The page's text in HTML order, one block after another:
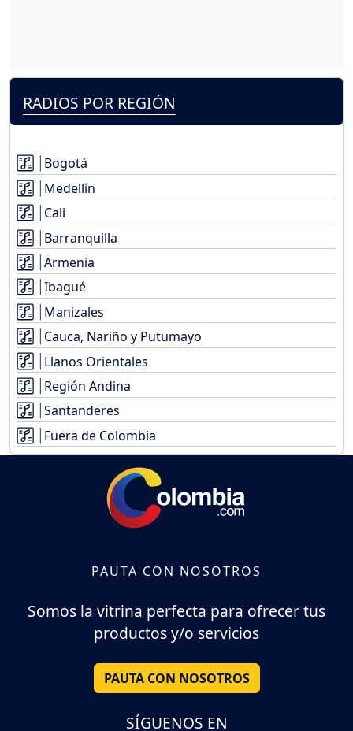
RADIOS POR REGIÓN
Bogotá
Medellín
Cali
Barranquilla
Armenia
Ibagué
Manizales
Cauca, Nariño y Putumayo
Llanos Orientales
Región Andina
Santanderes
Fuera de Colombia
PAUTA CON NOSOTROS
Somos la vitrina perfecta para ofrecer tus
productos y/o servicios
PAUTA CON NOSOTROS
SÍGUENOS EN